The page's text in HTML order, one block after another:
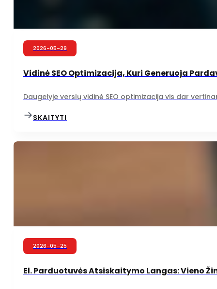
2026-05-29
Vidinė SEO Optimizacija, Kuri Generuoja
Daugelyje verslų vidinė SEO optimizacija vis dar
SKAITYTI
2026-05-25
El. Parduotuvės Atsiskaitymo Langas: Vieno